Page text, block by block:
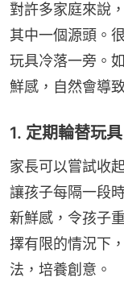
對許多家庭來說
其中一個源頭。
玩具冷落一旁。
鮮感，自然會導
1. 定期輪替玩
家長可以嘗試收
讓孩子每隔一段
新鮮感，令孩子
擇有限的情況下
法，培養創意。